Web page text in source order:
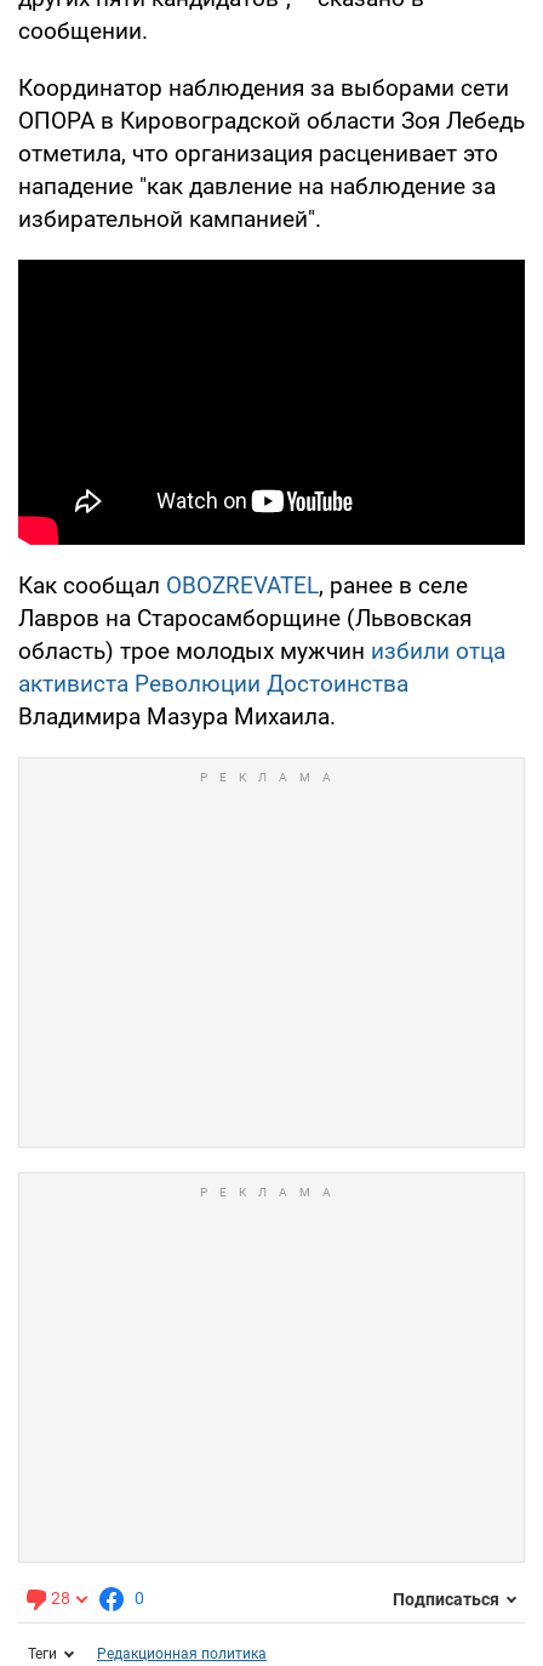
сообщении.
Координатор наблюдения за выборами сети
ОПОРА в Кировоградской области Зоя Лебедь
отметила, что организация расценивает это
нападение "как давление на наблюдение за
избирательной кампанией".
Как сообщал OBOZREVATEL, ранее в селе
Лавров на Старосамборщине (Львовская
область) трое молодых мужчин избили отца
активиста Революции Достоинства
Владимира Мазура Михаила.
28 0 Подписаться
Теги Редакционная политика